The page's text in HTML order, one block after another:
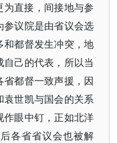
直接，间接地与参
议院是由省议会选
都督发生冲突，地
己的代表，所以当
都督一致声援，因
世凯与国会的关系
眼中钉，正如北洋
各省省议会也被解